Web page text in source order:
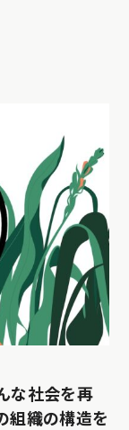
な社会を再
組織の構造を